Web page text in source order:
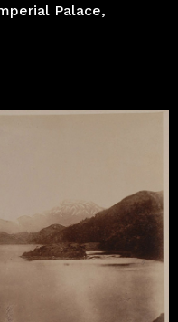
Palace,